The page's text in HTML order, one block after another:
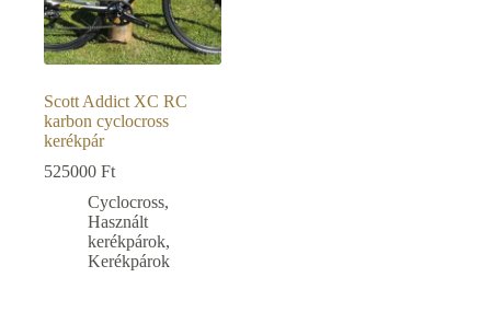
Scott Addict XC RC
karbon cyclocross
kerékpár
525000 Ft
Cyclocross,
Használt
kerékpárok,
Kerékpárok